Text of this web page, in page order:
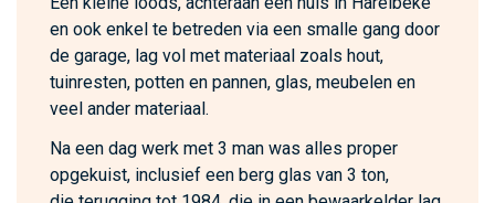
en ook enkel te betreden via een smalle gang door
de garage, lag vol met materiaal zoals hout,
tuinresten, potten en pannen, glas, meubelen en
veel ander materiaal.
Na een dag werk met 3 man was alles proper
opgekuist, inclusief een berg glas van 3 ton,